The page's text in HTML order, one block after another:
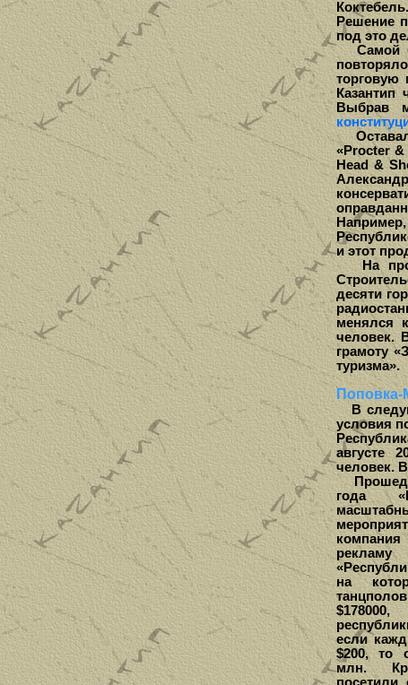
Решение
под это
Самой
торговую
Казантип
Выбрав
«Procter
Head &
и этот
На
десяти
менялся
человек.
грамоту
туризма».
Поповка-
В
условия
августе
человек.
года
компания
рекламу
на
если
$200, то
млн.
посетили